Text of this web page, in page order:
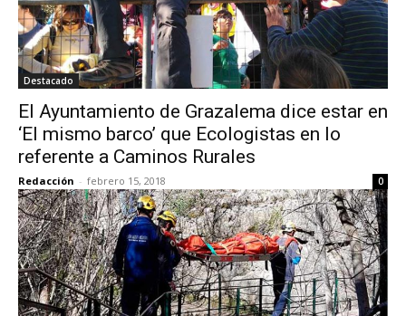
Destacado
El Ayuntamiento de Grazalema dice estar en
‘El mismo barco’ que Ecologistas en lo
referente a Caminos Rurales
Redacción - febrero 15, 2018 0